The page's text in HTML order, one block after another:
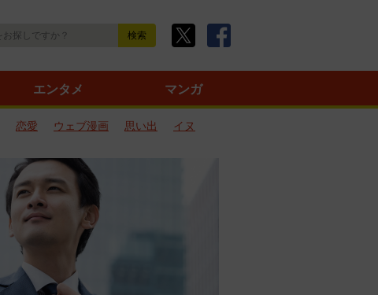
エンタメ マンガ
恋愛 ウェブ漫画 思い出
イヌ